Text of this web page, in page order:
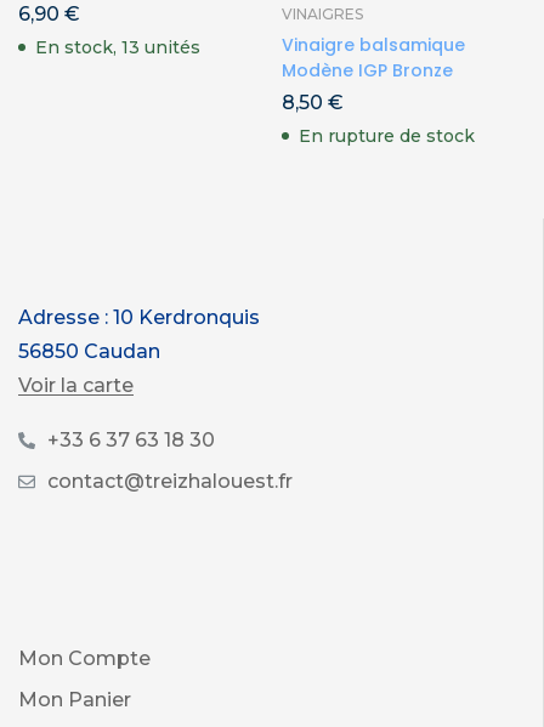
6,90 €
En stock, 13 unités
VINAIGRES
Vinaigre balsamique
Modène IGP Bronze
8,50 €
En rupture de stock
Adresse : 10 Kerdronquis
56850 Caudan
Voir la carte
+33 6 37 63 18 30
contact@treizhalouest.fr
Mon Compte
Mon Panier